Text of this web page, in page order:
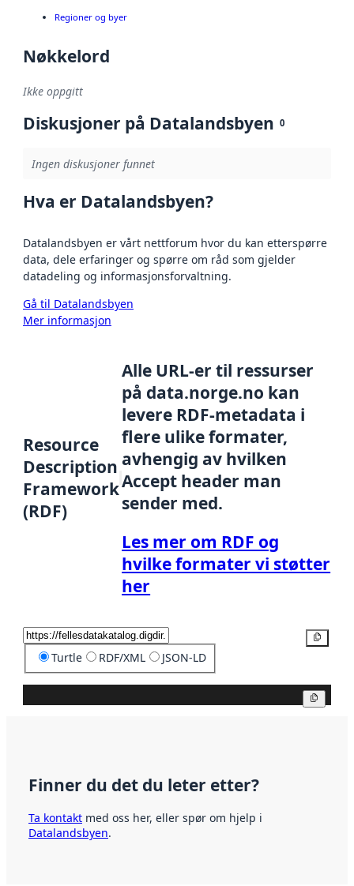
Regioner og byer
Nøkkelord
Ikke oppgitt
Diskusjoner på Datalandsbyen 0
Ingen diskusjoner funnet
Hva er Datalandsbyen?
Datalandsbyen er vårt nettforum hvor du kan etterspørre
data, dele erfaringer og spørre om råd som gjelder
datadeling og informasjonsforvaltning.
Gå til Datalandsbyen
Mer informasjon
Resource
Description
Framework
(RDF)
Alle URL-er til ressurser
på data.norge.no kan
levere RDF-metadata i
flere ulike formater,
avhengig av hvilken
Accept header man
sender med.
Les mer om RDF og
hvilke formater vi støtter
her
Turtle RDF/XML JSON-LD
Finner du det du leter etter?
Ta kontakt med oss her, eller spør om hjelp i
Datalandsbyen.